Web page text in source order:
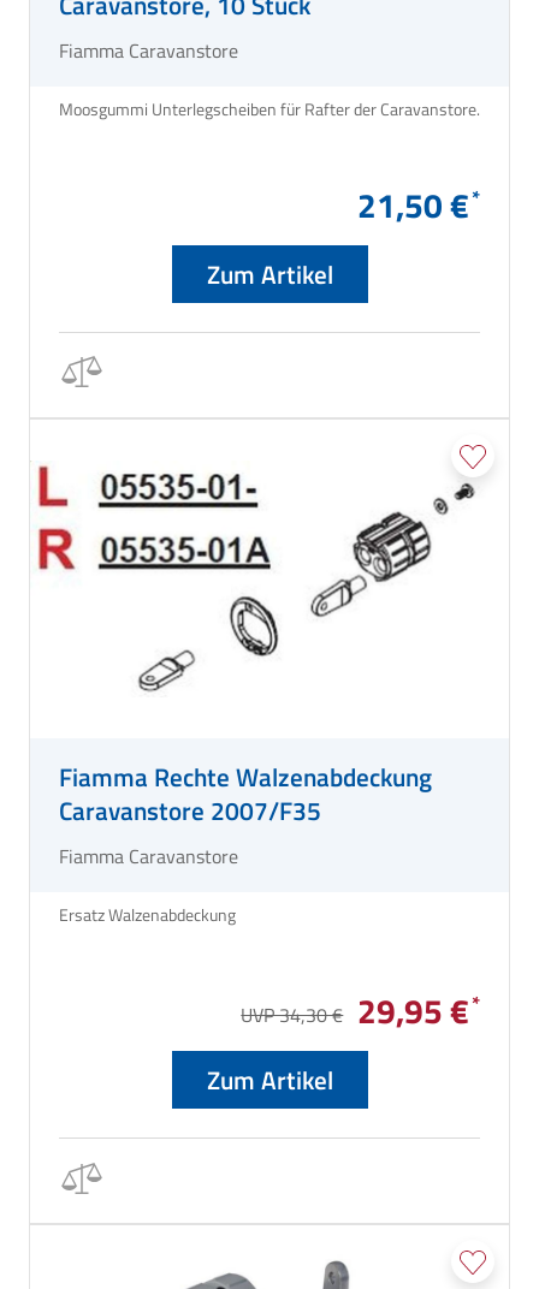
Fiamma Caravanstore
Moosgummi Unterlegscheiben für Rafter der Caravanstore.
21,50 €
Zum Artikel
Fiamma Rechte Walzenabdeckung
Caravanstore 2007/F35
Fiamma Caravanstore
UVP 34,30 € 29,95 €
Zum Artikel